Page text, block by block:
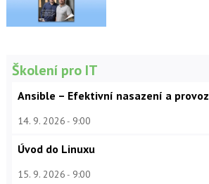
Školení pro IT
Ansible – Efektivní nasazení a provoz
14. 9. 2026 9:00
Úvod do Linuxu
15. 9. 2026 9:00